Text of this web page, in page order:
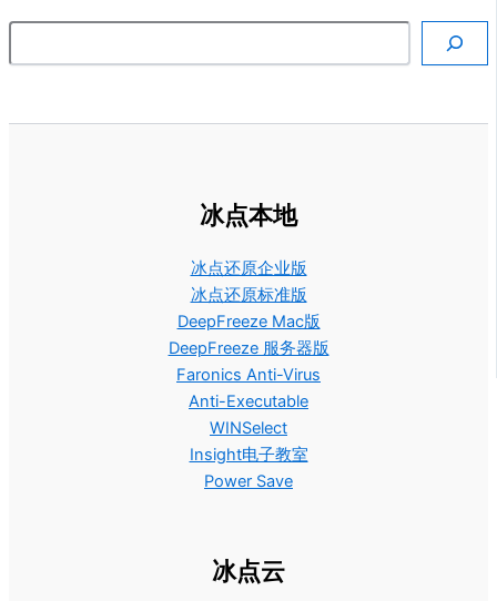
搜索
冰点本地
冰点还原企业版
冰点还原标准版
DeepFreeze Mac版
DeepFreeze 服务器版
Faronics Anti-Virus
Anti-Executable
WINSelect
Insight电子教室
Power Save
冰点云